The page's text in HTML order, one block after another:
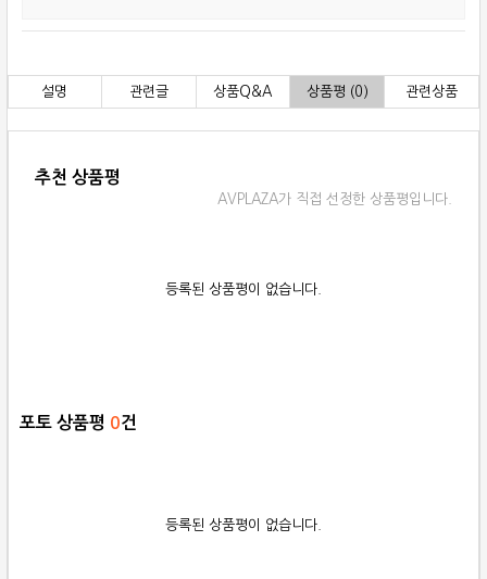
설명 관련글 상품Q&A 상품평 (0) 관련상품
추천 상품평
AVPLAZA가 직접 선정한 상품평입니다.
등록된 상품평이 없습니다.
포토 상품평 0건
등록된 상품평이 없습니다.